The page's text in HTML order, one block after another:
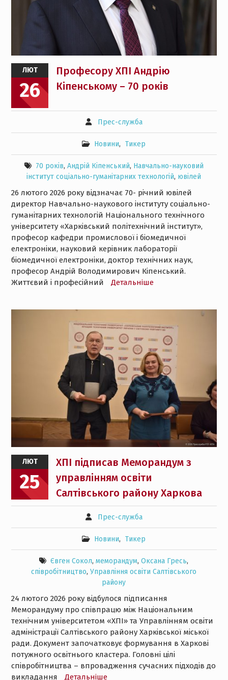
ЛЮТ
26
Професору ХПІ Андрію
Кіпенському – 70 років
Прес-служба
Новини, Тикер
70 років, Андрій Кіпенський, Навчально-науковий
інститут соціально-гуманітарних технологій, ювілей
26 лютого 2026 року відзначає 70- річний ювілей
директор Навчально-наукового інституту соціально-
гуманітарних технологій Національного технічного
університету «Харківський політехнічний інститут»,
професор кафедри промислової і біомедичної
електроніки, науковий керівник лабораторії
біомедичної електроніки, доктор технічних наук,
професор Андрій Володимирович Кіпенський.
Життєвий і професійний
Детальнiше
ЛЮТ
25
ХПІ підписав Меморандум з
управлінням освіти
Салтівського району Харкова
Прес-служба
Новини, Тикер
Євген Сокол,меморандум,Оксана Гресь,
співробітництво,Управління освіти Салтівського
району
24 лютого 2026 року відбулося підписання
Меморандуму про співпрацю між Національним
технічним університетом «ХПІ» та Управлінням освіти
адміністрації Салтівського району Харківської міської
ради. Документ започатковує формування в Харкові
потужного освітнього кластера. Головні цілі
співробітництва – впровадження сучасних підходів до
викладання
Детальнiше